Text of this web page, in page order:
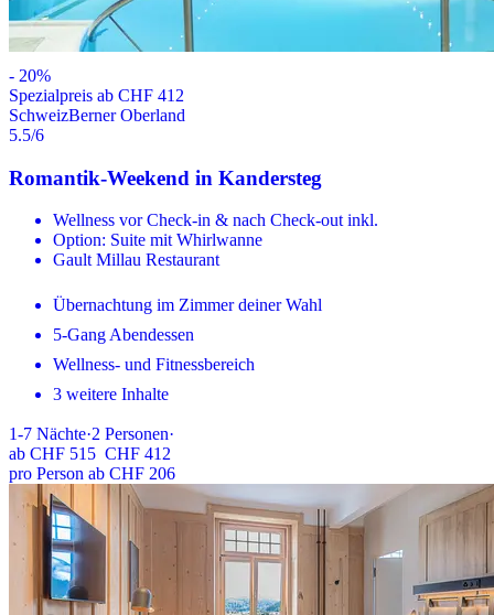
- 20%
Spezialpreis ab CHF 412
SchweizBerner Oberland
5.5/6
Romantik-Weekend in Kandersteg
Wellness vor Check-in & nach Check-out inkl.
Option: Suite mit Whirlwanne
Gault Millau Restaurant
Übernachtung im Zimmer deiner Wahl
5-Gang Abendessen
Wellness- und Fitnessbereich
3 weitere Inhalte
1-7 Nächte·2 Personen·
ab CHF 515 CHF 412
pro Person ab CHF 206